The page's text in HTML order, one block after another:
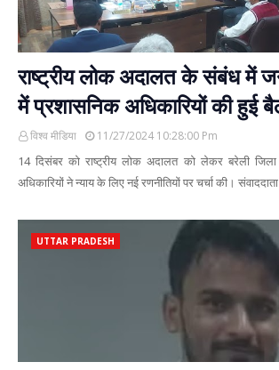
राष्ट्रीय लोक अदालत के संबंध में
में प्रशासनिक अधिकारियों की हुई
विश्व मीडिया 11/27/2024 10:28:00 Pm
14 दिसंबर को राष्ट्रीय लोक अदालत को लेकर बरेली जिला
अधिकारियों ने न्याय के लिए नई रणनीतियों पर चर्चा की।
UTTAR PRADESH